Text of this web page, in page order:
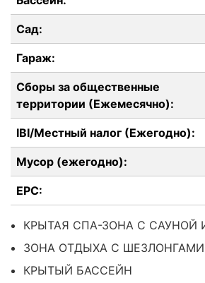
Сад:
Гараж:
Сборы за общественные
территории (Ежемесячно):
IBI/Местный налог (Ежегодно):
Мусор (ежегодно):
EPC:
КРЫТАЯ СПА-ЗОНА С САУНОЙ
ЗОНА ОТДЫХА С ШЕЗЛОНГАМИ
КРЫТЫЙ БАССЕЙН